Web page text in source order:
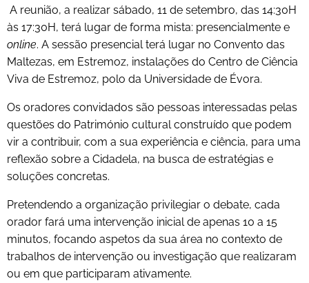
A reunião, a realizar sábado, 11 de setembro, das 14:30H
às 17:30H, terá lugar de forma mista: presencialmente e
online. A sessão presencial terá lugar no Convento das
Maltezas, em Estremoz, instalações do Centro de Ciência
Viva de Estremoz, polo da Universidade de Évora.
Os oradores convidados são pessoas interessadas pelas
questões do Património cultural construído que podem
vir a contribuir, com a sua experiência e ciência, para uma
reflexão sobre a Cidadela, na busca de estratégias e
soluções concretas.
Pretendendo a organização privilegiar o debate, cada
orador fará uma intervenção inicial de apenas 10 a 15
minutos, focando aspetos da sua área no contexto de
trabalhos de intervenção ou investigação que realizaram
ou em que participaram ativamente.